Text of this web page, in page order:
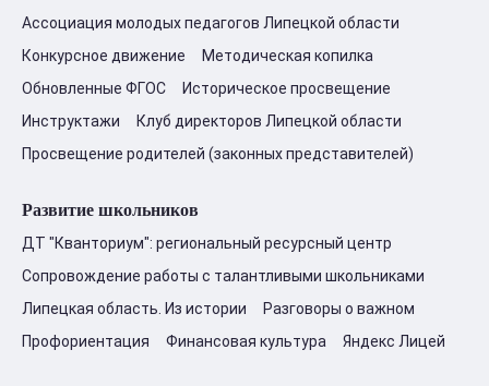
Ассоциация молодых педагогов Липецкой области
Конкурсное движение
Методическая копилка
Обновленные ФГОС
Историческое просвещение
Инструктажи
Клуб директоров Липецкой области
Просвещение родителей (законных представителей)
Развитие школьников
ДТ "Кванториум": региональный ресурсный центр
Сопровождение работы с талантливыми школьниками
Липецкая область. Из истории
Разговоры о важном
Профориентация
Финансовая культура Яндекс Лицей